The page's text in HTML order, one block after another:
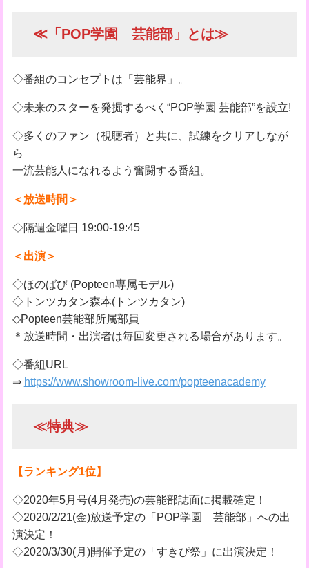
≪「POP学園 芸能部」とは≫
◇番組のコンセプトは「芸能界」。
◇未来のスターを発掘するべく“POP学園 芸能部”を設立!
◇多くのファン（視聴者）と共に、試練をクリアしなが
ら
一流芸能人になれるよう奮闘する番組。
＜放送時間＞
◇隔週金曜日 19:00-19:45
＜出演＞
◇ほのばび (Popteen専属モデル)
◇トンツカタン森本(トンツカタン)
◇Popteen芸能部所属部員
＊放送時間・出演者は毎回変更される場合があります。
◇番組URL
⇒ https://www.showroom-live.com/popteenacademy
≪特典≫
【ランキング1位】
◇2020年5月号(4月発売)の芸能部誌面に掲載確定！
◇2020/2/21(金)放送予定の「POP学園 芸能部」への出
演決定！
◇2020/3/30(月)開催予定の「すきぴ祭」に出演決定！